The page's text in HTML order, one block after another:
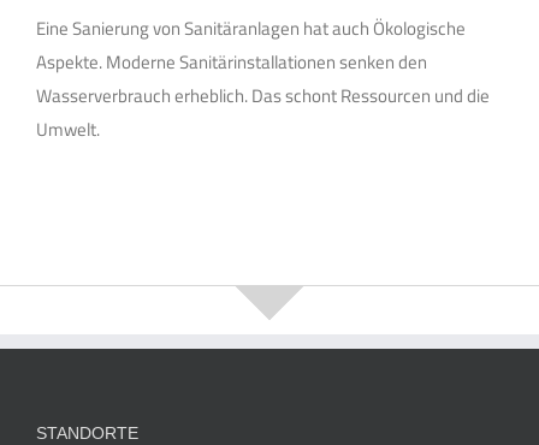
Eine Sanierung von Sanitäranlagen hat auch Ökologische
Aspekte. Moderne Sanitärinstallationen senken den
Wasserverbrauch erheblich. Das schont Ressourcen und die
Umwelt.
STANDORTE